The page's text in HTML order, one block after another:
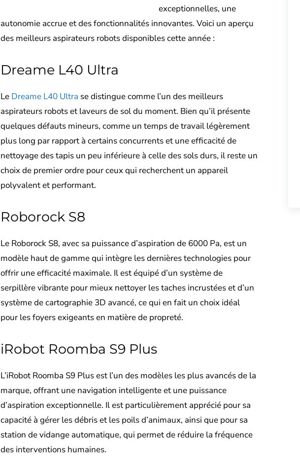
exceptionnelles, une
autonomie accrue et des fonctionnalités innovantes. Voici un aperçu
des meilleurs aspirateurs robots disponibles cette année :
Dreame L40 Ultra
Le Dreame L40 Ultra se distingue comme l’un des meilleurs
aspirateurs robots et laveurs de sol du moment. Bien qu’il présente
quelques défauts mineurs, comme un temps de travail légèrement
plus long par rapport à certains concurrents et une efficacité de
nettoyage des tapis un peu inférieure à celle des sols durs, il reste un
choix de premier ordre pour ceux qui recherchent un appareil
polyvalent et performant.
Roborock S8
Le Roborock S8, avec sa puissance d’aspiration de 6000 Pa, est un
modèle haut de gamme qui intègre les dernières technologies pour
offrir une efficacité maximale. Il est équipé d’un système de
serpillère vibrante pour mieux nettoyer les taches incrustées et d’un
système de cartographie 3D avancé, ce qui en fait un choix idéal
pour les foyers exigeants en matière de propreté.
iRobot Roomba S9 Plus
L’iRobot Roomba S9 Plus est l’un des modèles les plus avancés de la
marque, offrant une navigation intelligente et une puissance
d’aspiration exceptionnelle. Il est particulièrement apprécié pour sa
capacité à gérer les débris et les poils d’animaux, ainsi que pour sa
station de vidange automatique, qui permet de réduire la fréquence
des interventions humaines.